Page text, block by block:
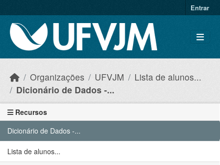
Entrar
Organizações UFVJM
Lista de alunos...
Dicionário de Dados -...
Recursos
Dicionário de Dados -...
Lista de alunos...